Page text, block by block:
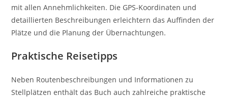
mit allen Annehmlichkeiten. Die GPS-Koordinaten und
detaillierten Beschreibungen erleichtern das Auffinden der
Plätze und die Planung der Übernachtungen.
Praktische Reisetipps
Neben Routenbeschreibungen und Informationen zu
Stellplätzen enthält das Buch auch zahlreiche praktische